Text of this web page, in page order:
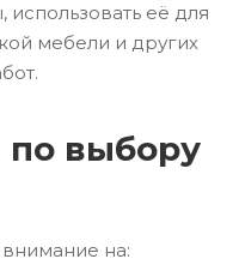
её для
мебели и других
выбору
на: